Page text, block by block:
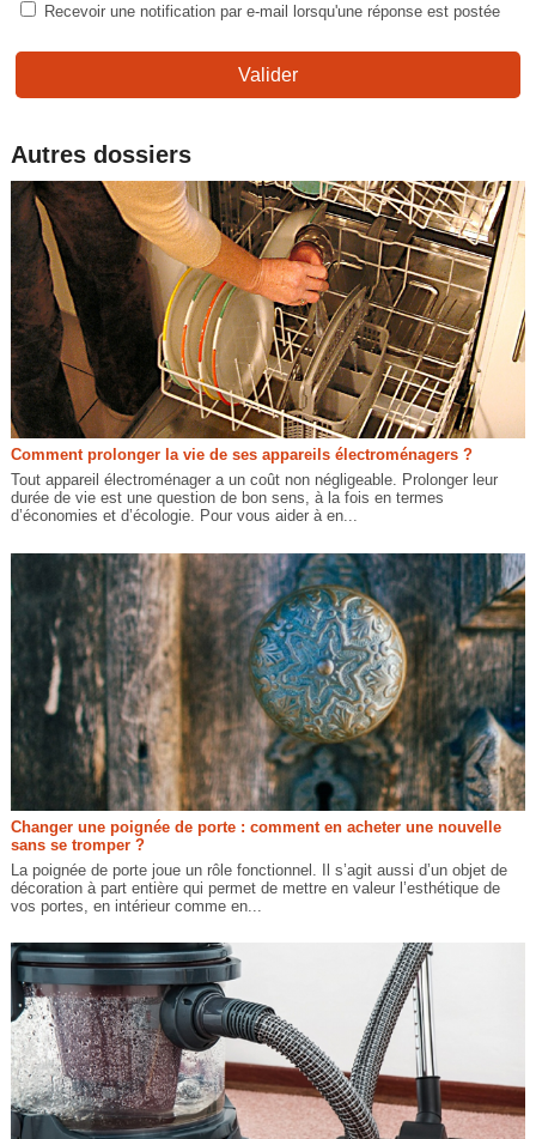
Recevoir une notification par e-mail lorsqu'une réponse est postée
Valider
Autres dossiers
Comment prolonger la vie de ses appareils électroménagers ?
Tout appareil électroménager a un coût non négligeable. Prolonger leur
durée de vie est une question de bon sens, à la fois en termes
d’économies et d’écologie. Pour vous aider à en...
Changer une poignée de porte : comment en acheter une nouvelle
sans se tromper ?
La poignée de porte joue un rôle fonctionnel. Il s’agit aussi d’un objet de
décoration à part entière qui permet de mettre en valeur l’esthétique de
vos portes, en intérieur comme en...